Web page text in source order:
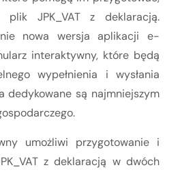
JPK_VAT z deklaracją.
nowa wersja aplikacji e-
interaktywny, które będą
wypełnienia i wysłania
dedykowane są najmniejszym
umożliwi przygotowanie i
z deklaracją w dwóch